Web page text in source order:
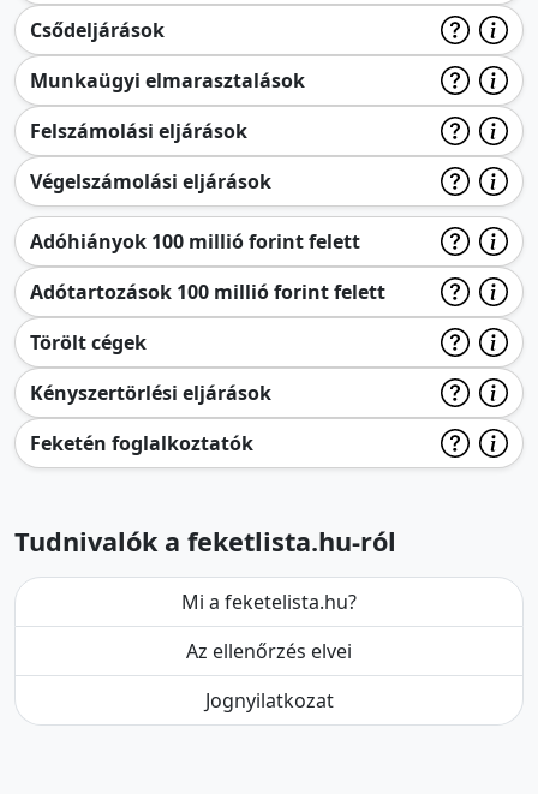
Csődeljárások
Munkaügyi elmarasztalások
Felszámolási eljárások
Végelszámolási eljárások
Adóhiányok 100 millió forint felett
Adótartozások 100 millió forint felett
Törölt cégek
Kényszertörlési eljárások
Feketén foglalkoztatók
Tudnivalók a feketlista.hu-ról
Mi a feketelista.hu?
Az ellenőrzés elvei
Jognyilatkozat